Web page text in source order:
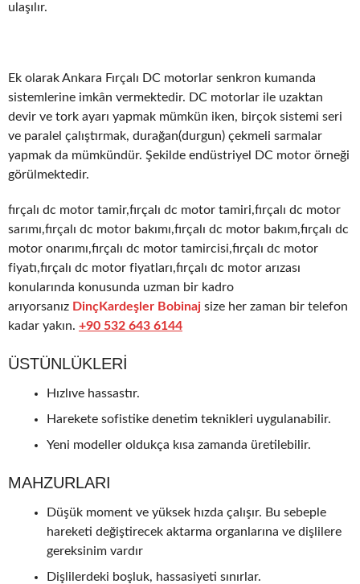
ulaşılır.
Ek olarak Ankara Fırçalı DC motorlar senkron kumanda
sistemlerine imkân vermektedir. DC motorlar ile uzaktan
devir ve tork ayarı yapmak mümkün iken, birçok sistemi seri
ve paralel çalıştırmak, durağan(durgun) çekmeli sarmalar
yapmak da mümkündür. Şekilde endüstriyel DC motor örneği
görülmektedir.
fırçalı dc motor tamir,fırçalı dc motor tamiri,fırçalı dc motor
sarımı,fırçalı dc motor bakımı,fırçalı dc motor bakım,fırçalı dc
motor onarımı,fırçalı dc motor tamircisi,fırçalı dc motor
fiyatı,fırçalı dc motor fiyatları,fırçalı dc motor arızası
konularında konusunda uzman bir kadro
arıyorsanız DinçKardeşler Bobinaj size her zaman bir telefon
kadar yakın. +90 532 643 6144
ÜSTÜNLÜKLERI
Hızlıve hassastır.
Harekete sofistike denetim teknikleri uygulanabilir.
Yeni modeller oldukça kısa zamanda üretilebilir.
MAHZURLARI
Düşük moment ve yüksek hızda çalışır. Bu sebeple
hareketi değiştirecek aktarma organlarına ve dişlilere
gereksinim vardır
Dişlilerdeki boşluk, hassasiyeti sınırlar.